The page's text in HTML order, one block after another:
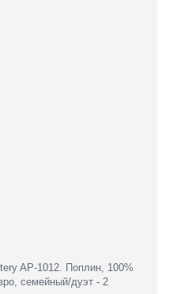
AP-1012. Поплин, 100%
семейный/дуэт - 2